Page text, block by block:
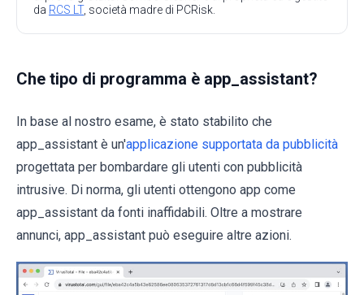
da RCS LT, società madre di PCRisk.
Che tipo di programma è app_assistant?
In base al nostro esame, è stato stabilito che
app_assistant è un'applicazione supportata da pubblicità
progettata per bombardare gli utenti con pubblicità
intrusive. Di norma, gli utenti ottengono app come
app_assistant da fonti inaffidabili. Oltre a mostrare
annunci, app_assistant può eseguire altre azioni.